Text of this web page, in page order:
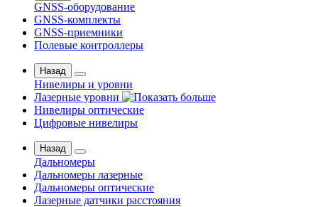
GNSS-оборудование
GNSS-комплекты
GNSS-приемники
Полевые контроллеры
Назад
Нивелиры и уровни
Лазерные уровни
Нивелиры оптические
Цифровые нивелиры
Назад
Дальномеры
Дальномеры лазерные
Дальномеры оптические
Лазерные датчики расстояния